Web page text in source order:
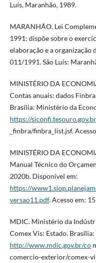
Luís, Maranhão, 1989.
MARANHÃO. Lei
1991: dispõe sobre o
elaboração e a organização
011/1991. São Luís:
MINISTÉRIO DA
Contas anuais: dados
Brasília: Ministério da
https://
_finbra/finbra_list.jsf.
MINISTÉRIO DA
Manual Técnico do
2020b. Disponível em:
https://
versao11.pdf. Acesso em:
MDIC. Ministério da
Comex Vis: Estado.
http://www.mdic.gov.br/co
comercio-exterior/comex-